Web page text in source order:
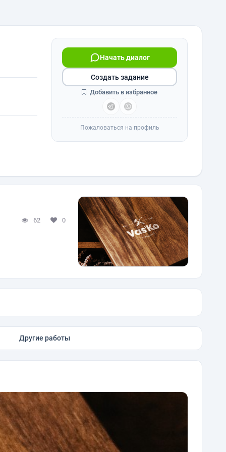
Начать диалог
Создать задание
Добавить в избранное
Пожаловаться на профиль
62 0
Другие работы